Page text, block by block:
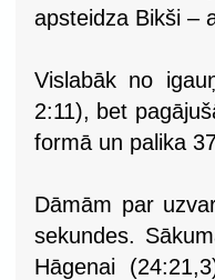
apsteidza Bikši –
Vislabāk no
2:11), bet
formā un palika
Dāmām par
sekundes.
Hāgenai